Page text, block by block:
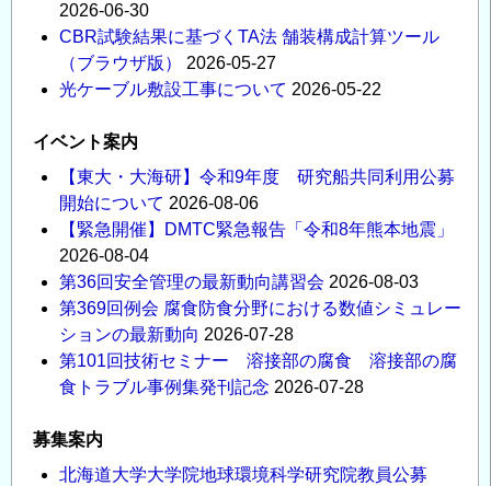
2026-06-30
CBR試験結果に基づくTA法 舗装構成計算ツール
（ブラウザ版）
2026-05-27
光ケーブル敷設工事について 2026-05-22
イベント案内
【東大・大海研】令和9年度 研究船共同利用公募
開始について 2026-08-06
【緊急開催】DMTC緊急報告「令和8年熊本地震」
2026-08-04
第36回安全管理の最新動向講習会 2026-08-03
第369回例会 腐食防食分野における数値シミュレー
ションの最新動向 2026-07-28
第101回技術セミナー 溶接部の腐食 溶接部の腐
食トラブル事例集発刊記念 2026-07-28
募集案内
北海道大学大学院地球環境科学研究院教員公募